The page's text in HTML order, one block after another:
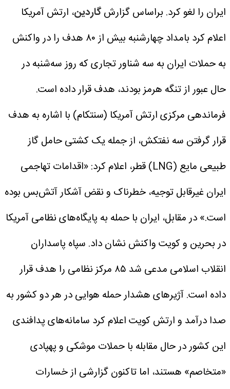
ایران را لغو کرد. براساس گزارشگاردین، ارتش آمریکا
اعلام کرد بامداد چهارشنبه بیش از ۸۰ هدف را در واکنش
به حملات ایران به سه شناور تجاری که روز سه‌شنبه در
حال عبور از تنگه هرمز بودند، هدف قرار داده است.
فرماندهی مرکزی ارتش آمریکا (سنتکام) با اشاره به هدف
قرار گرفتن سه نفتکش، از جمله یک کشتی حامل گاز
طبیعی مایع (LNG) قطر، اعلام کرد: «اقدامات تهاجمی
ایران غیرقابل توجیه، خطرناک و نقض آشکار آتش‌بس بوده
است.»در مقابل، ایران با حمله به پایگاه‌های نظامی آمریکا
در بحرین و کویت واکنش نشان داد. سپاه پاسداران
انقلاب اسلامی مدعی شد ۸۵ مرکز نظامی را هدف قرار
داده است. آژیرهای هشدار حمله هوایی در هر دو کشور به
صدا درآمد و ارتش کویت اعلام کرد سامانه‌های پدافندی
این کشور در حال مقابله با حملات موشکی و پهپادی
«متخاصم» هستند، اما تاکنون گزارشی از خسارات